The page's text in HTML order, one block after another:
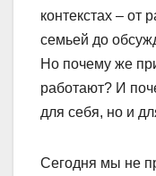
контекстах – от
семьей до
Но почему же
работают? И
для себя, но и
Сегодня мы не